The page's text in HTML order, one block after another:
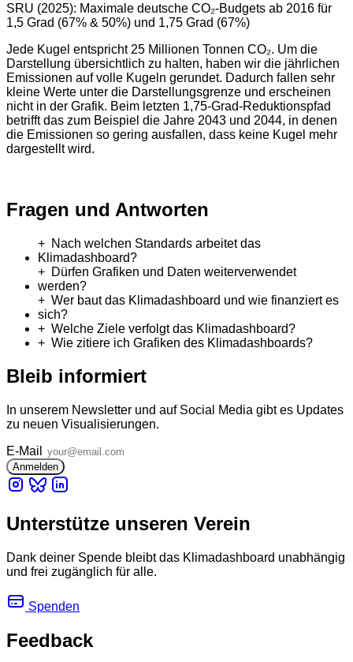
SRU (2025): Maximale deutsche CO₂-Budgets ab 2016 für
1,5 Grad (67% & 50%) und 1,75 Grad (67%)
Jede Kugel entspricht 25 Millionen Tonnen CO₂. Um die
Darstellung übersichtlich zu halten, haben wir die jährlichen
Emissionen auf volle Kugeln gerundet. Dadurch fallen sehr
kleine Werte unter die Darstellungsgrenze und erscheinen
nicht in der Grafik. Beim letzten 1,75-Grad-Reduktionspfad
betrifft das zum Beispiel die Jahre 2043 und 2044, in denen
die Emissionen so gering ausfallen, dass keine Kugel mehr
dargestellt wird.
Fragen und Antworten
Nach welchen Standards arbeitet das
Klimadashboard?
Dürfen Grafiken und Daten weiterverwendet
werden?
Wer baut das Klimadashboard und wie finanziert es
sich?
Welche Ziele verfolgt das Klimadashboard?
Wie zitiere ich Grafiken des Klimadashboards?
Bleib informiert
In unserem Newsletter und auf Social Media gibt es Updates
zu neuen Visualisierungen.
E-Mail
Unterstütze unseren Verein
Dank deiner Spende bleibt das Klimadashboard unabhängig
und frei zugänglich für alle.
Spenden
Feedback